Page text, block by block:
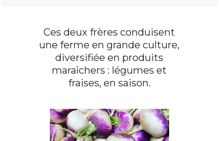
Ces deux frères conduisent
une ferme en grande culture,
diversifiée en produits
maraîchers : légumes et
fraises, en saison.